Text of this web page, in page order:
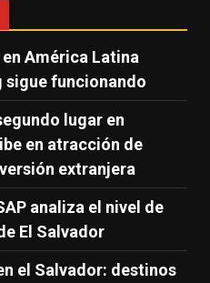
en América Latina
sigue funcionando
lugar en
en atracción de
extranjera
analiza el nivel de
El Salvador
el Salvador: destinos